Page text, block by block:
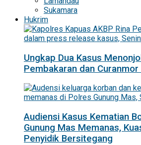
Sukamara
Hukrim
Ungkap Dua Kasus
Pembakaran dan Curanmor
Audiensi Kasus Kematian
Gunung Mas Memanas,
Penyidik Bersitegang